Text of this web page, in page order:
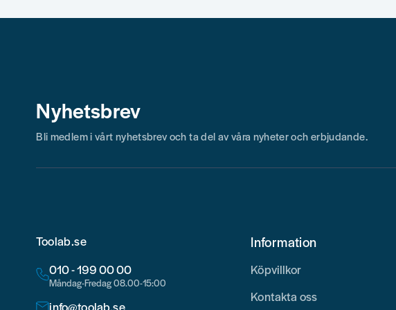
Martin
Anonym
för 1 år sedan
över förväntan.
Nyhetsbrev
Bli medlem i vårt nyhetsbrev och ta del av våra nyheter och erbjudande.
Toolab.se
010 - 199 00 00
Måndag-Fredag 08.00-15:00
Information
Köpvillkor
Kontakta oss